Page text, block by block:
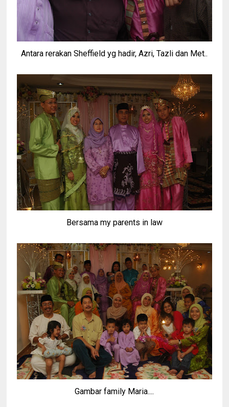
Antara rerakan Sheffield yg hadir, Azri, Tazli dan Met..
Bersama my parents in law
Gambar family Maria....